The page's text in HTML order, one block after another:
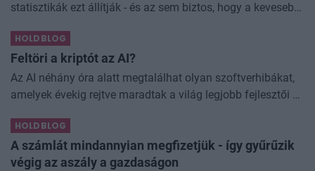
statisztikák ezt állítják - és az sem biztos, hogy a kevesebb
Kevesebb alkoholt iszunk
HOLDBLOG
Feltöri a kriptót az AI?
Az AI néhány óra alatt megtalálhat olyan szoftverhibákat,
amelyek évekig rejtve maradtak a világ legjobb fejlesztői és
különösen nagy...
HOLDBLOG
A számlát mindannyian megfizetjük - így gyűrűzik
végig az aszály a gazdaságon